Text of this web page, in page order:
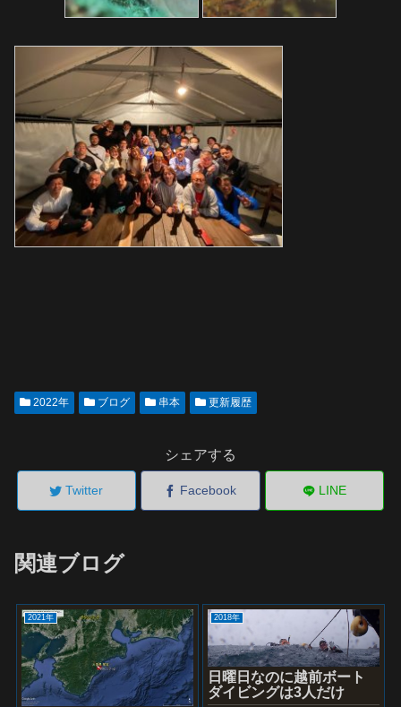
2022年 ブログ 串本 更新履歴
シェアする
Twitter Facebook LINE
関連ブログ
2021年 2018年
日曜日なのに越前ボート
ダイビングは3人だけ